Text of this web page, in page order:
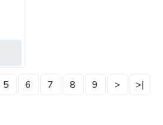
5 6 7 8 9 > >|